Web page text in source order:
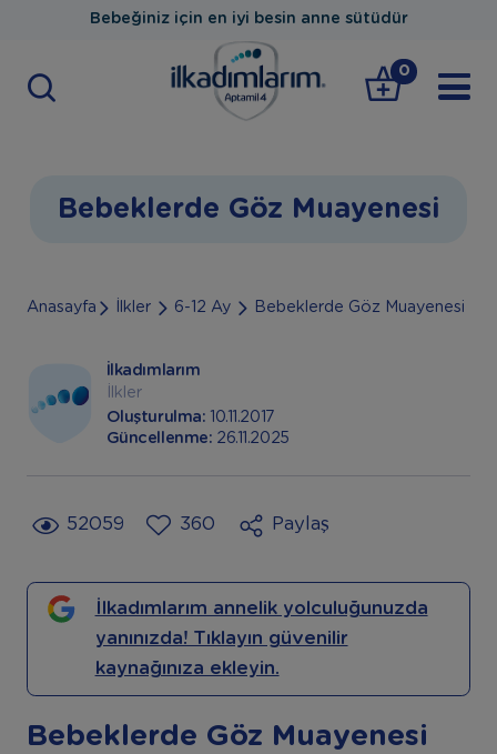
Bebeğiniz için en iyi besin anne sütüdür
0
Bebeklerde Göz Muayenesi
Anasayfa İlkler 6-12 Ay Bebeklerde Göz Muayenesi
İlkadımlarım
İlkler
Oluşturulma:
10.11.2017
Güncellenme: 26.11.2025
52059 360 Paylaş
İlkadımlarım annelik yolculuğunuzda
yanınızda! Tıklayın güvenilir
kaynağınıza ekleyin.
Bebeklerde Göz Muayenesi